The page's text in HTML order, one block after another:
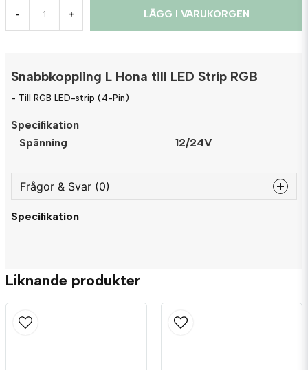
- + LÄGG I VARUKORGEN
Snabbkoppling L Hona till LED Strip RGB
- Till RGB LED-strip (4-Pin)
Specifikation
Spänning
12/24V
Frågor & Svar (0)
question
Namn
Specifikation
Liknande produkter